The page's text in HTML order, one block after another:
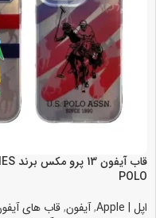
POLO
اپل | Apple
,آیفون,قاب های